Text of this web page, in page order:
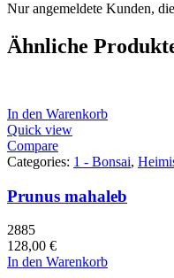
Nur angemeldete Kunden,
Ähnliche
In den Warenkorb
Quick view
Compare
Categories: 1 - Bonsai,
Prunus mahaleb
2885
128,00 €
In den Warenkorb